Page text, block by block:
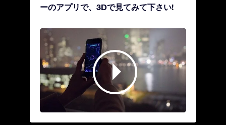
ーのアプリで、3Dで見てみて下さい!